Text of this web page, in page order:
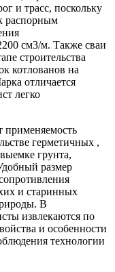
и трасс, поскольку
распорным
см3/м. Также сваи
строительства
котлованов на
отличается
легко
применяемость
герметичных ,
грунта,
размер
и старинных
В
извлекаются по
и особенности
технологии